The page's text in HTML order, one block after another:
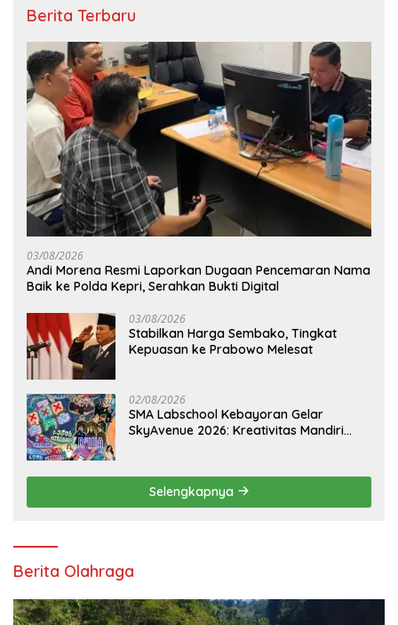
Berita Terbaru
03/08/2026
Andi Morena Resmi Laporkan Dugaan Pencemaran Nama
Baik ke Polda Kepri, Serahkan Bukti Digital
03/08/2026
Stabilkan Harga Sembako, Tingkat
Kepuasan ke Prabowo Melesat
02/08/2026
SMA Labschool Kebayoran Gelar
SkyAvenue 2026: Kreativitas Mandiri
Selengkapnya
Berita Olahraga